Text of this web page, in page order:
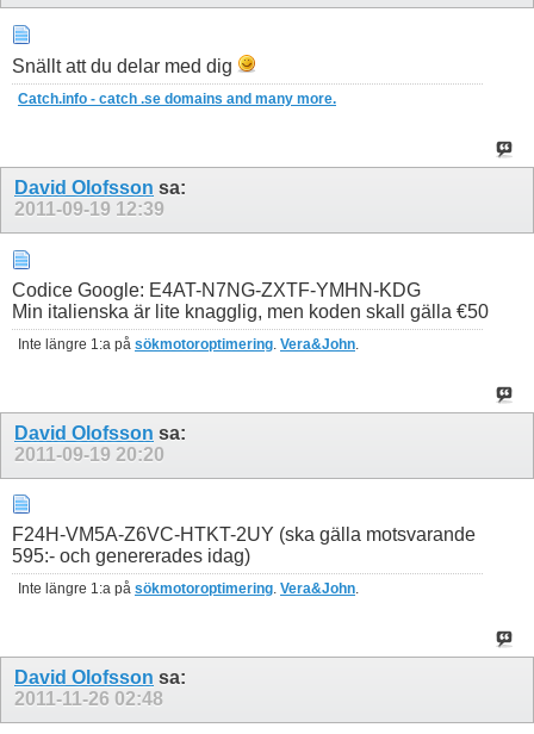
Snällt att du delar med dig
Catch.info - catch .se domains and many more.
David Olofsson sa:
2011-09-19 12:39
Codice Google: E4AT-N7NG-ZXTF-YMHN-KDG
Min italienska är lite knagglig, men koden skall gälla €50
Inte längre 1:a på sökmotoroptimering Vera&John
David Olofsson sa:
2011-09-19 20:20
F24H-VM5A-Z6VC-HTKT-2UY (ska gälla motsvarande
595:- och genererades idag)
Inte längre 1:a på sökmotoroptimering Vera&John
David Olofsson sa:
2011-11-26 02:48